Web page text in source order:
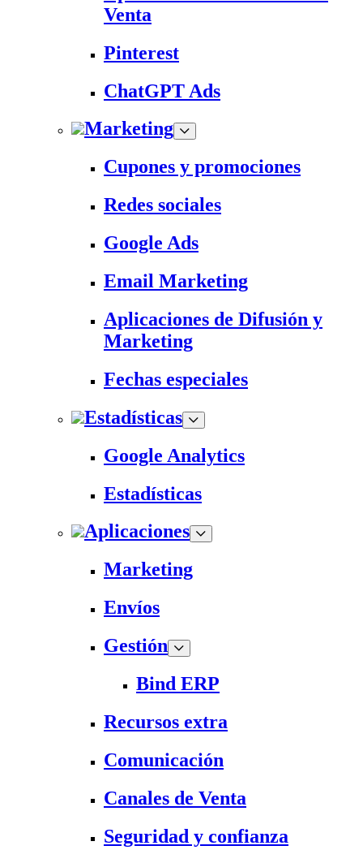
Venta
Pinterest
ChatGPT Ads
Marketing
Cupones y promociones
Redes sociales
Google Ads
Email Marketing
Aplicaciones de Difusión y
Marketing
Fechas especiales
Estadísticas
Google Analytics
Estadísticas
Aplicaciones
Marketing
Envíos
Gestión
Bind ERP
Recursos extra
Comunicación
Canales de Venta
Seguridad y confianza